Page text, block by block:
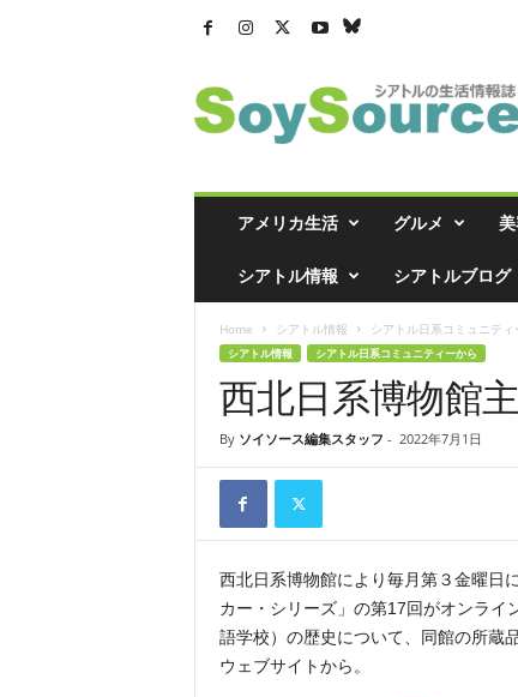
ト
ル
アメリカ生活 グルメ
シアトル情報 シアトルブログ
Home シアトル情報 シアトル日系コミュニティ
シアトル情報 シアトル日系コミュニティーから
西北日系博物館
By ソイソース編集スタッフ - 2022年7月1日
西北日系博物館により毎月第３金曜日
カー・シリーズ」の第17回がオンライ
語学校）の歴史について、同館の所蔵
ウェブサイトから。